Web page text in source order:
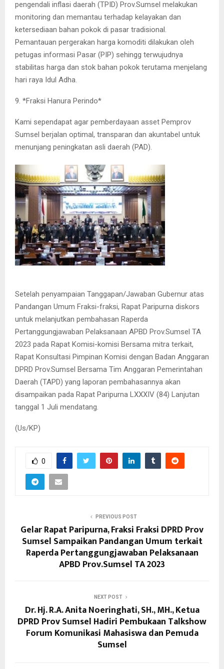
pengendali inflasi daerah (TPID) Prov.Sumsel melakukan
monitoring dan memantau terhadap kelayakan dan
ketersediaan bahan pokok di pasar tradisional.
Pemantauan pergerakan harga komoditi dilakukan oleh
petugas informasi Pasar (PIP) sehingg terwujudnya
stabilitas harga dan stok bahan pokok terutama menjelang
hari raya Idul Adha.
9. *Fraksi Hanura Perindo*
Kami sependapat agar pemberdayaan asset Pemprov
Sumsel berjalan optimal, transparan dan akuntabel untuk
menunjang peningkatan asli daerah (PAD).
Setelah penyampaian Tanggapan/Jawaban Gubernur atas
Pandangan Umum Fraksi-fraksi, Rapat Paripurna diskors
untuk melanjutkan pembahasan Raperda
Pertanggungjawaban Pelaksanaan APBD Prov.Sumsel TA
2023 pada Rapat Komisi-komisi Bersama mitra terkait,
Rapat Konsultasi Pimpinan Komisi dengan Badan Anggaran
DPRD Prov.Sumsel Bersama Tim Anggaran Pemerintahan
Daerah (TAPD) yang laporan pembahasannya akan
disampaikan pada Rapat Paripurna LXXXIV (84) Lanjutan
tanggal 1 Juli mendatang.
(Us/KP)
0
PREVIOUS POST
Gelar Rapat Paripurna, Fraksi Fraksi DPRD Prov
Sumsel Sampaikan Pandangan Umum terkait
Raperda Pertanggungjawaban Pelaksanaan
APBD Prov.Sumsel TA 2023
NEXT POST
Dr. Hj. R.A. Anita Noeringhati, SH., MH., Ketua
DPRD Prov Sumsel Hadiri Pembukaan Talkshow
Forum Komunikasi Mahasiswa dan Pemuda
Sumsel